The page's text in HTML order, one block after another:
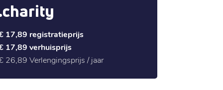
17,89 registratieprijs
17,89 verhuisprijs
26,89 Verlengingsprijs / jaar